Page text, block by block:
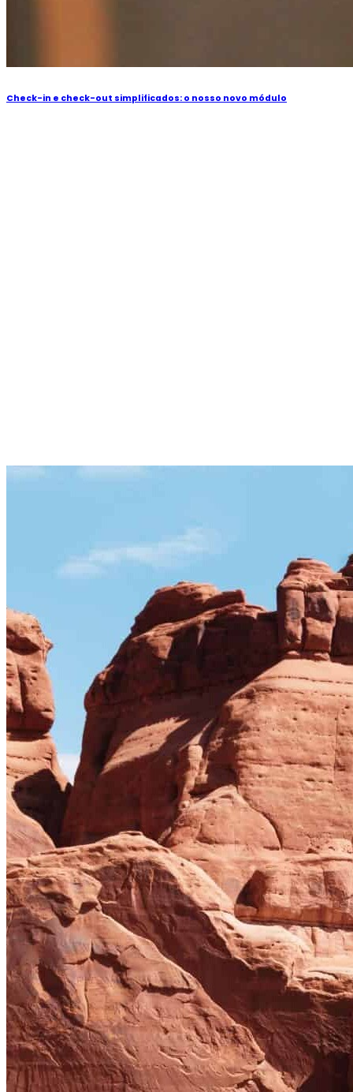
Check-in e check-out simplificados: o nosso novo módulo